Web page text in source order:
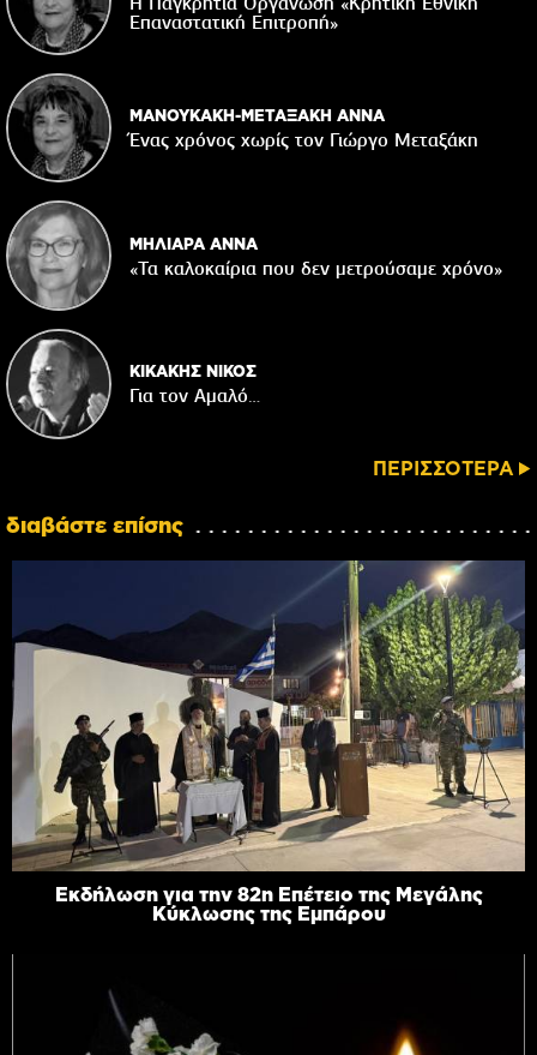
Επαναστατική Eπιτροπή»
ΜΑΝΟΥΚΑΚΗ-ΜΕΤΑΞΑΚΗ ΑΝΝΑ
Ένας χρόνος χωρίς τον Γιώργο Μεταξάκη
ΜΗΛΙΑΡΑ ΑΝΝΑ
«Τα καλοκαίρια που δεν μετρούσαμε χρόνο»
ΚΙΚΑΚΗΣ ΝΙΚΟΣ
Για τον Αμαλό…
ΠΕΡΙΣΣΟΤΕΡΑ
διαβάστε επίσης
Εκδήλωση για την 82η Επέτειο της Μεγάλης
Κύκλωσης της Εμπάρου